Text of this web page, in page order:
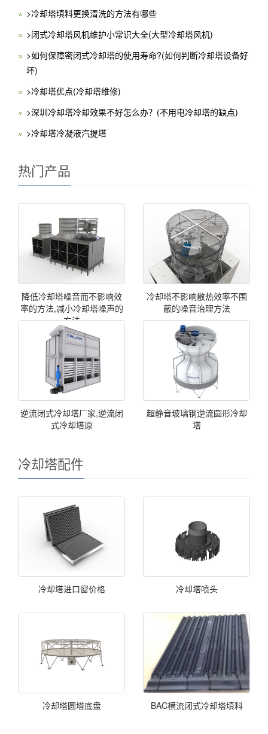
>冷却塔填料更换清洗的方法有哪些
>闭式冷却塔风机维护小常识大全(大型冷却塔风机)
>如何保障密闭式冷却塔的使用寿命?(如何判断冷却塔设备好
坏)
>冷却塔优点(冷却塔维修)
>深圳冷却塔冷却效果不好怎么办？(不用电冷却塔的缺点)
>冷却塔冷凝液汽提塔
热门产品
降低冷却塔噪音而不影响效
率的方法,减小冷却塔噪声的
方法
冷却塔不影响散热效率不围
蔽的噪音治理方法
逆流闭式冷却塔厂家,逆流闭
式冷却塔原
超静音玻璃钢逆流圆形冷却
塔
冷却塔配件
冷却塔进口窗价格 冷却塔喷头
冷却塔圆塔底盘 BAC横流闭式冷却塔填料